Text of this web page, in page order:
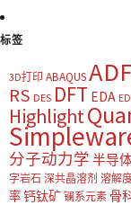
标签
3D打印 ABAQUSADF
RS DES DFT EDA
Highlight
分子动力学 半导
字岩石 深共晶溶剂 溶解
率钙钛矿 镧系元素 骨